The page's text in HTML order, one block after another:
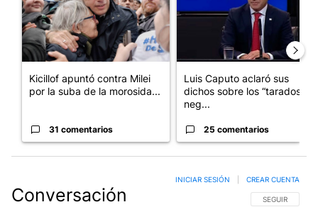
Kicillof apuntó contra Milei
por la suba de la morosida...
31 comentarios
Luis Caputo aclaró sus
dichos sobre los “tarados” y
neg...
25 comentarios
Conversación SIGA ESTA
SEGUIR
INICIAR SESIÓN CREAR CUENTA